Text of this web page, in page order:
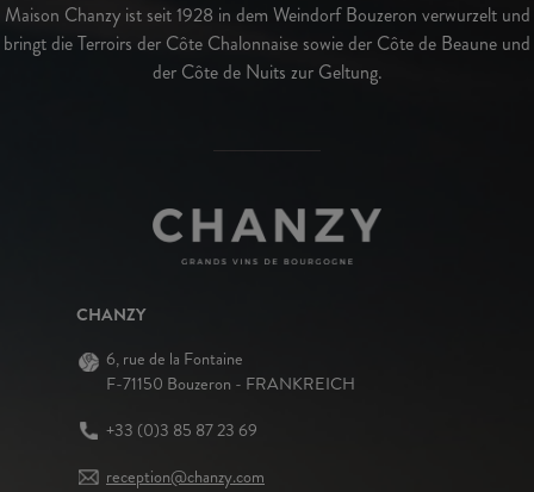
Maison Chanzy ist seit 1928 in dem Weindorf Bouzeron verwurzelt und
bringt die Terroirs der Côte Chalonnaise sowie der Côte de Beaune und
der Côte de Nuits zur Geltung.
CHANZY
6, rue de la Fontaine
F-71150 Bouzeron - FRANKREICH
+33 (0)3 85 87 23 69
reception@chanzy.com